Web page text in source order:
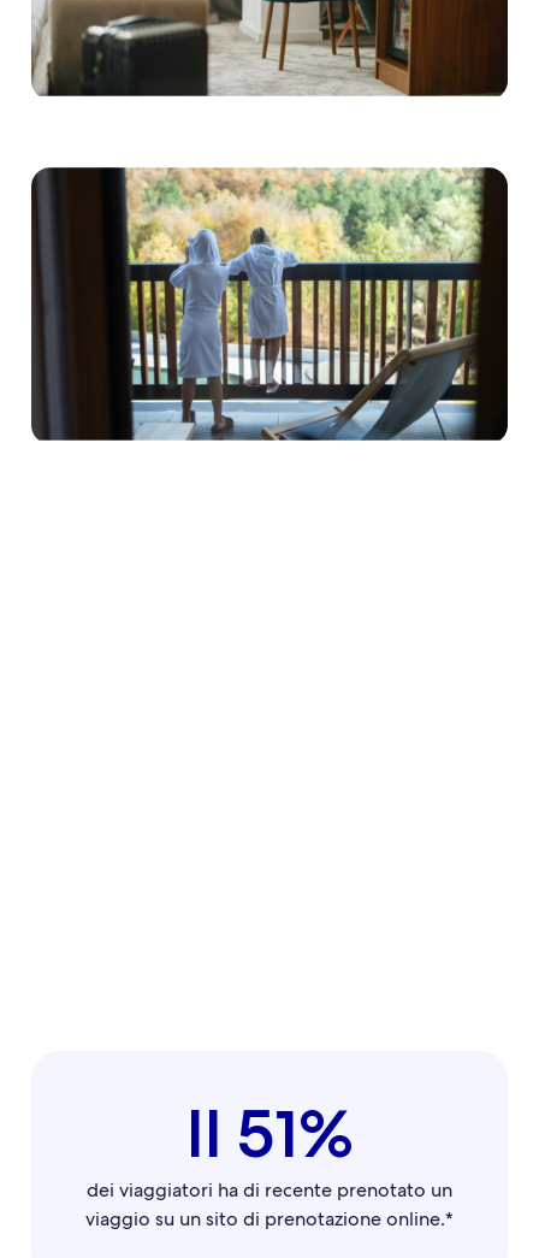
Il 51%
dei viaggiatori ha di recente prenotato un
viaggio su un sito di prenotazione online.*